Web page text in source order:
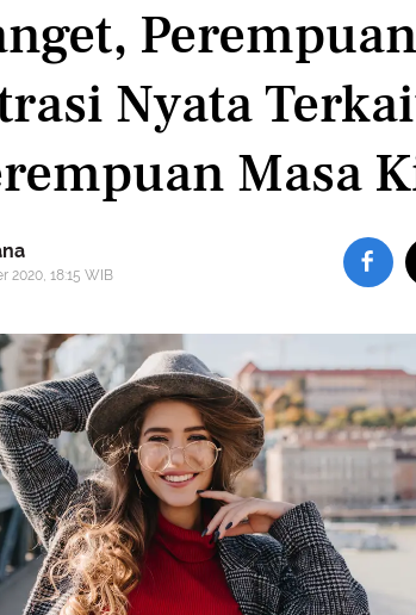
Nyata
Masa
2020, 18:15 WIB